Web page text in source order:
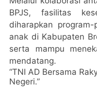
BPJS, fasilitas
diharapkan
anak di Kabupaten
serta mampu
mendatang.
“TNI AD Bersama
Negeri.”